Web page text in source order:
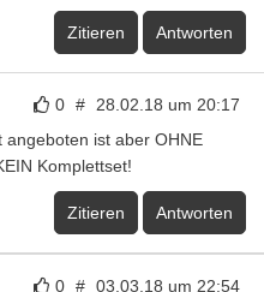
Zitieren Antworten
0 # 28.02.18 um 20:17
angeboten ist aber OHNE
Komplettset!
Zitieren Antworten
0 # 03.03.18 um 22:54